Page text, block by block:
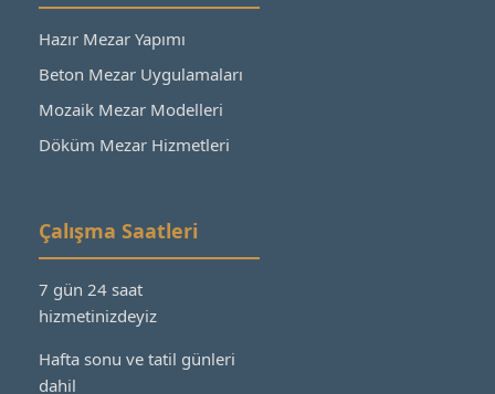
Hazır Mezar Yapımı
Beton Mezar Uygulamaları
Mozaik Mezar Modelleri
Döküm Mezar Hizmetleri
Çalışma Saatleri
7 gün 24 saat
hizmetinizdeyiz
Hafta sonu ve tatil günleri
dahil